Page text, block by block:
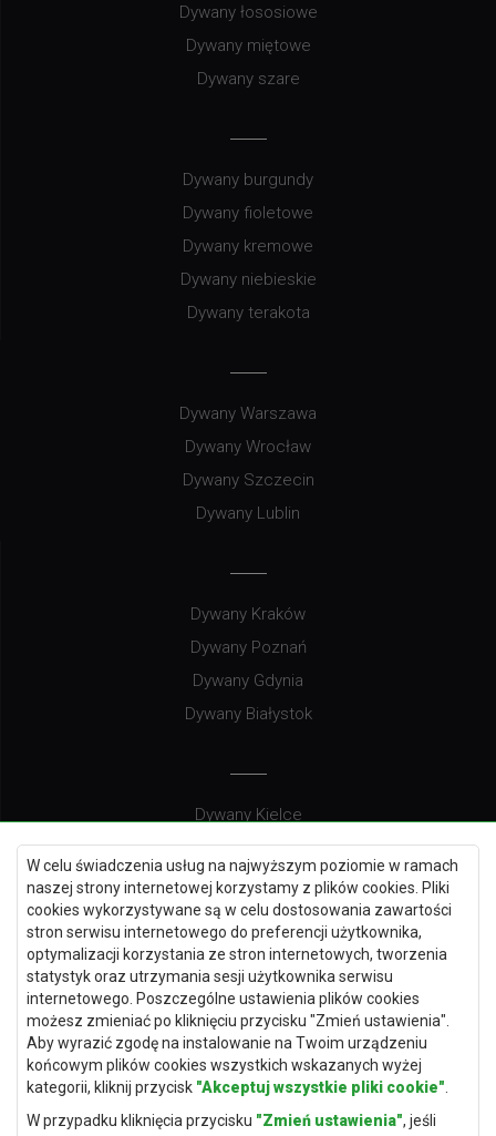
W celu świadczenia usług na najwyższym poziomie w ramach
naszej strony internetowej korzystamy z plików cookies. Pliki
cookies wykorzystywane są w celu dostosowania zawartości
stron serwisu internetowego do preferencji użytkownika,
optymalizacji korzystania ze stron internetowych, tworzenia
statystyk oraz utrzymania sesji użytkownika serwisu
internetowego. Poszczególne ustawienia plików cookies
możesz zmieniać po kliknięciu przycisku "Zmień ustawienia".
Aby wyrazić zgodę na instalowanie na Twoim urządzeniu
końcowym plików cookies wszystkich wskazanych wyżej
kategorii, kliknij przycisk "Akceptuj wszystkie pliki cookie"
W przypadku kliknięcia przycisku "Zmień ustawienia", jeśli
Dywany łososiowe
Dywany miętowe
Dywany szare
Dywany burgundy
Dywany fioletowe
Dywany kremowe
Dywany niebieskie
Dywany terakota
Dywany Warszawa
Dywany Wrocław
Dywany Szczecin
Dywany Lublin
Dywany Kraków
Dywany Poznań
Dywany Gdynia
Dywany Białystok
Dywany Kielce
Dywany Gdańsk
Dywany Toruń
Dywany Bydgoszcz
Dywany Łódź
Dywany Katowice
Dywany Rzeszów
Dywany Częstochowa